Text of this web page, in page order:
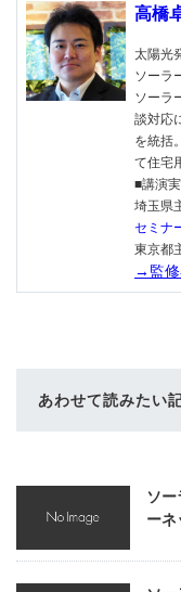
高橋
太陽光
ソーラ
ソーラ
談対応
を統括
て住宅
■講演
埼玉県
セミナ
東京都
→監修
あわせて読みたい
ソ
ーネ